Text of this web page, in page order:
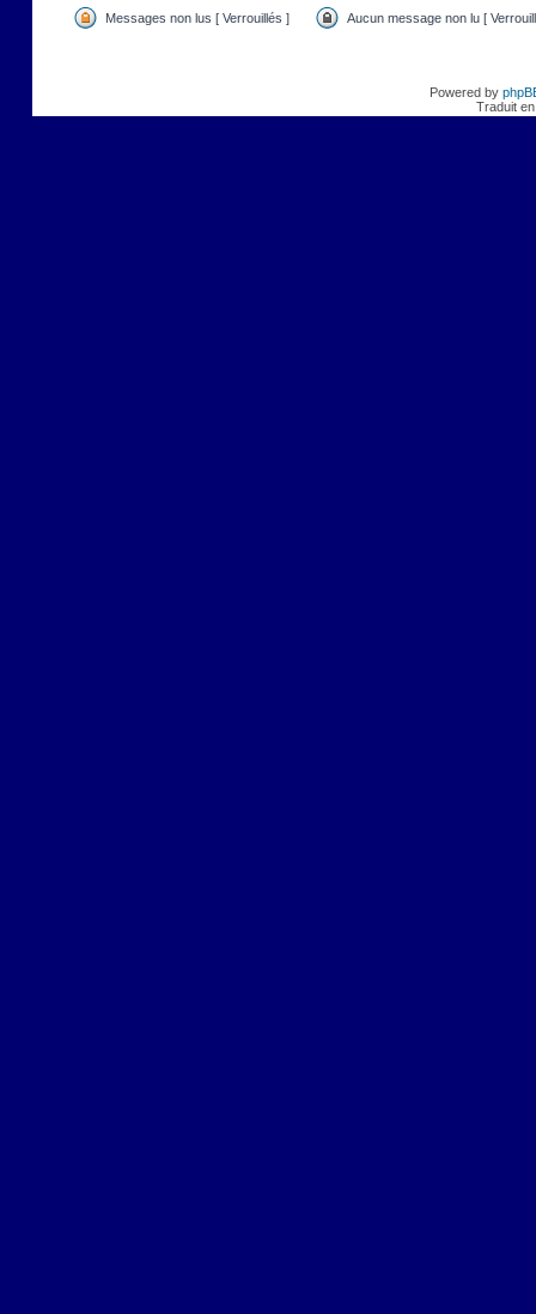
Messages non lus [ Verrouillés ] Aucun message non lu [
Powered by
Traduit